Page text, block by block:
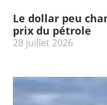
Le dollar peu
prix du pétrole
28 juillet 2026